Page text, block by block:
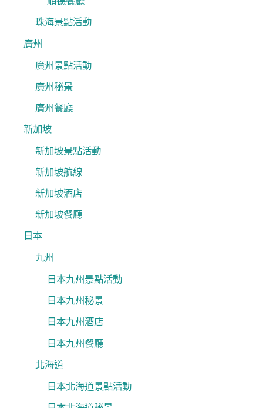
珠海景點活動
廣州
廣州景點活動
廣州秘景
廣州餐廳
新加坡
新加坡景點活動
新加坡航線
新加坡酒店
新加坡餐廳
日本
九州
日本九州景點活動
日本九州秘景
日本九州酒店
日本九州餐廳
北海道
日本北海道景點活動